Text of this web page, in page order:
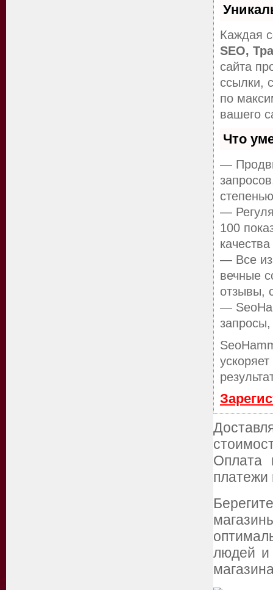
Каждая
SEO,
сайта
ссылки,
по
вашего
Что
—
—
100
— Все
вечные
отзывы,
—
Оплата
платежи
людей и